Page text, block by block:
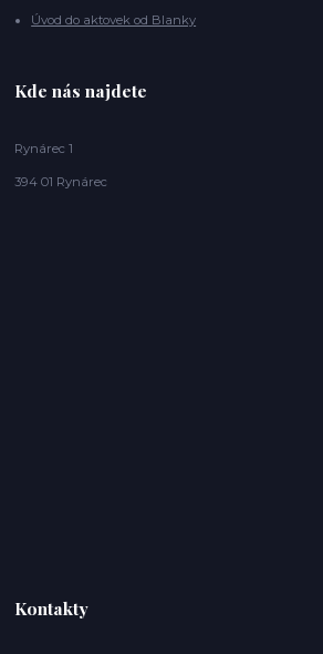
Úvod do aktovek od Blanky
Kde nás najdete
Rynárec 1
394 01 Rynárec
Kontakty